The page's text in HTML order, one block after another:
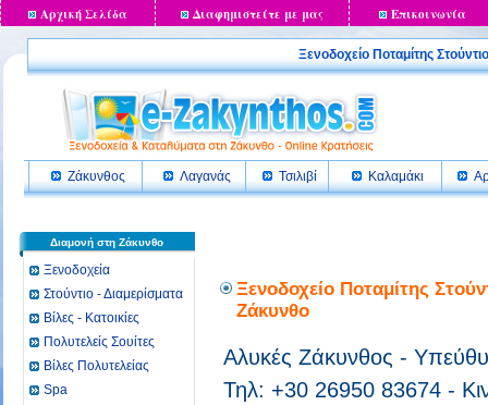
Αρχική Σελίδα Διαφημιστείτε με μας Επικοινωνία
Ξενοδοχείο Ποταμίτης
Ζάκυνθος Λαγανάς Τσιλιβί Καλαμάκι
Διαμονή στη Ζάκυνθο
Ξενοδοχεία
Στούντιο - Διαμερίσματα
Βίλες - Κατοικίες
Πολυτελείς Σουίτες
Βίλες Πολυτελείας
Spa
Ξενοδοχείο Ποταμίτης
Ζάκυνθο
Αλυκές Ζάκυνθος -
Τηλ: +30 26950 83674 -